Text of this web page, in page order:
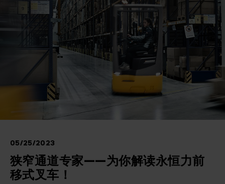
05/25/2023
狭窄通道专家——为你解读永恒力前
移式叉车！